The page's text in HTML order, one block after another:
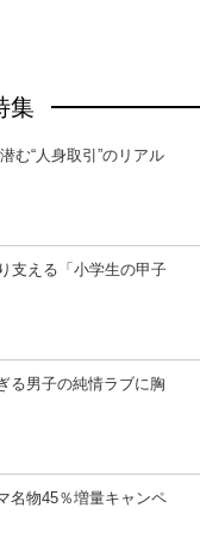
集
む“人身取引”のリアル
支える「小学生の甲子
る男子の純情ラブに胸
名物45％増量キャンペ